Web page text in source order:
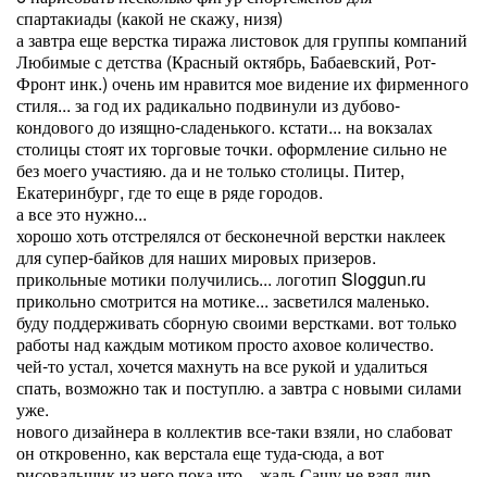
спартакиады (какой не скажу, низя)
а завтра еще верстка тиража листовок для группы компаний
Любимые с детства (Красный октябрь, Бабаевский, Рот-
Фронт инк.) очень им нравится мое видение их фирменного
стиля... за год их радикально подвинули из дубово-
кондового до изящно-сладенького. кстати... на вокзалах
столицы стоят их торговые точки. оформление сильно не
без моего участияю. да и не только столицы. Питер,
Екатеринбург, где то еще в ряде городов.
а все это нужно...
хорошо хоть отстрелялся от бесконечной верстки наклеек
для супер-байков для наших мировых призеров.
прикольные мотики получились... логотип Sloggun.ru
прикольно смотрится на мотике... засветился маленько.
буду поддерживать сборную своими верстками. вот только
работы над каждым мотиком просто аховое количество.
чей-то устал, хочется махнуть на все рукой и удалиться
спать, возможно так и поступлю. а завтра с новыми силами
уже.
нового дизайнера в коллектив все-таки взяли, но слабоват
он откровенно, как верстала еще туда-сюда, а вот